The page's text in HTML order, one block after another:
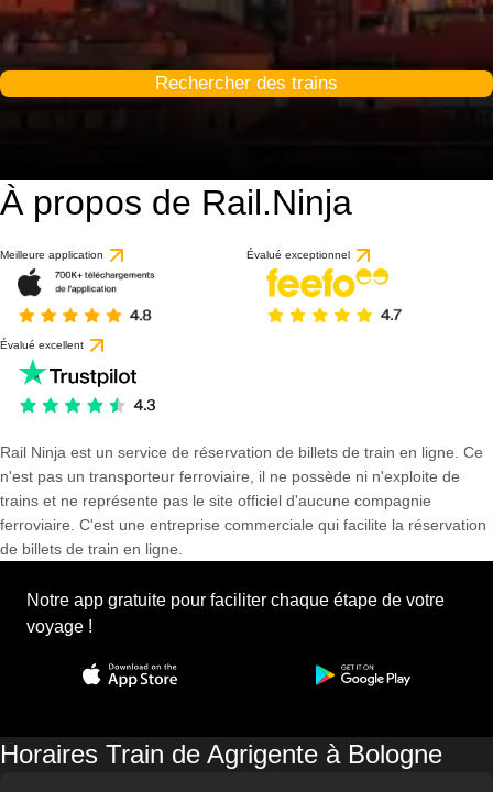
Rechercher des trains
À propos de Rail.Ninja
Meilleure application Évalué exceptionnel
Évalué excellent
Rail Ninja est un service de réservation de billets de train en ligne. Ce
n'est pas un transporteur ferroviaire, il ne possède ni n'exploite de
trains et ne représente pas le site officiel d'aucune compagnie
ferroviaire. C'est une entreprise commerciale qui facilite la réservation
de billets de train en ligne.
Notre app gratuite pour faciliter chaque étape de votre
voyage !
Horaires Train de Agrigente à Bologne